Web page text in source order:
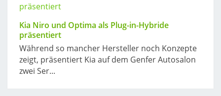
Kia Niro und Optima als Plug-in-Hybride
präsentiert
Während so mancher Hersteller noch Konzepte
zeigt, präsentiert Kia auf dem Genfer Autosalon
zwei Ser...